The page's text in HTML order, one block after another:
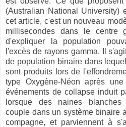
(Australian National University)
cet article, c'est un nouveau
millisecondes dans le centre
d'expliquer la population
l'excès de rayons gamma. Il
de population binaire dans
sont produits lors de
type Oxygène-Néon après
événements de collapse induit
lorsque des naines blanches
couple dans un système binaire
compagne, et parviennent à